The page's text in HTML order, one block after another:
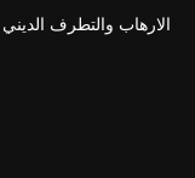
الارهاب والتطرف الديني